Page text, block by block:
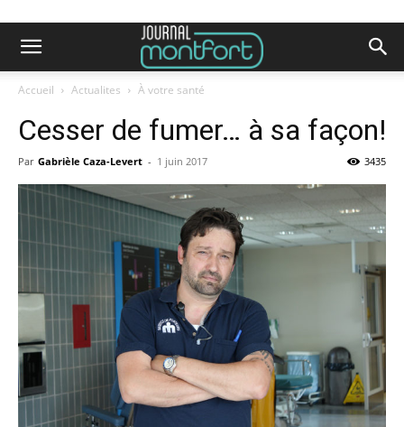
Accueil Actualites À votre santé
Cesser de fumer… à sa façon!
Par Gabrièle Caza-Levert - 1 juin 2017 3435